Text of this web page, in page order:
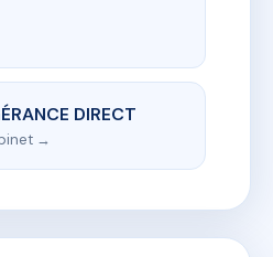
DIRECT
→